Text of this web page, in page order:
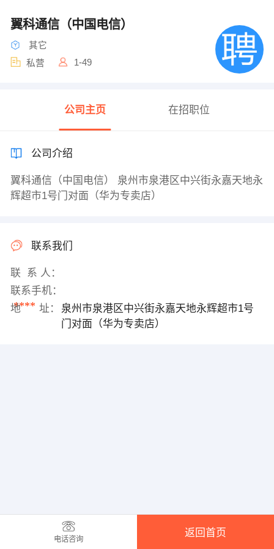
翼科通信（中国电信）
其它
私营
1-49
公司主页 在招职位
公司介绍
翼科通信（中国电信） 泉州市泉港区中兴街永嘉天地永
辉超市1号门对面（华为专卖店）
联系我们
联 系 人：
联系手机：
****
地 址：
泉州市泉港区中兴街永嘉天地永辉超市1号
门对面（华为专卖店）
电话咨询
返回首页